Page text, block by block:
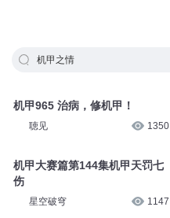
机甲之情
机甲965 治病，修机甲！
聴见 1350
机甲大赛篇第144集机甲天罚七
伤
星空破穹 1147